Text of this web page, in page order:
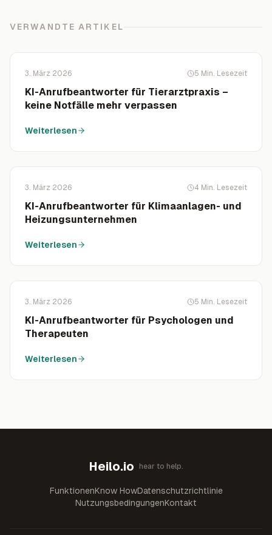
VERWANDTE ARTIKEL
3. März 2026 5 Min. Lesezeit
KI-Anrufbeantworter für Tierarztpraxis –
keine Notfälle mehr verpassen
Weiterlesen
3. März 2026 4 Min. Lesezeit
KI-Anrufbeantworter für Klimaanlagen- und
Heizungsunternehmen
Weiterlesen
3. März 2026 5 Min. Lesezeit
KI-Anrufbeantworter für Psychologen und
Therapeuten
Weiterlesen
Heilo.io hear to help.
FunktionenKnow HowDatenschutzrichtlinie
NutzungsbedingungenKontakt